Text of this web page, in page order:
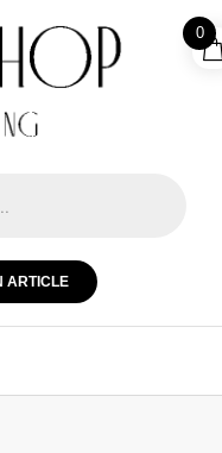
ARTICLE
0